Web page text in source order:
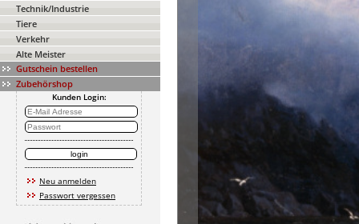
Technik/Industrie
Tiere
Verkehr
Alte Meister
Gutschein bestellen
Zubehörshop
Kunden Login:
Neu anmelden
Passwort vergessen